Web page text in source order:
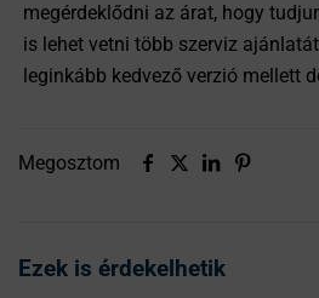
megérdeklődni az árat, hogy
is lehet vetni több szerviz
leginkább kedvező verzió mellett
Megosztom
Ezek is érdekelhetik